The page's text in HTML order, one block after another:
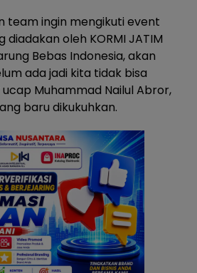
team ingin mengikuti event
diadakan oleh KORMI JATIM
Bebas Indonesia, akan
ada jadi kita tidak bisa
Muhammad Nailul Abror,
baru dikukuhkan.